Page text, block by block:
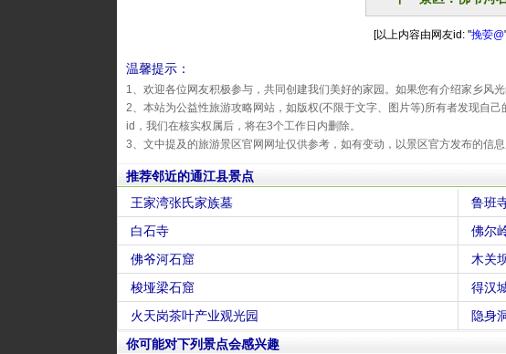
[以上内容由网友id: "挽荌@
温馨提示：
1、欢迎各位网友积极参与，共同创建我们美好的家园。如果您有介绍家乡风
2、本站为公益性旅游攻略网站，如版权(不限于文字、图片等)所有者发现自
id，我们在核实权属后，将在3个工作日内删除。
3、文中提及的旅游景区官网网址仅供参考，如有变动，以景区官方发布的信
推荐邻近的通江县景点
王家湾张氏家族墓
鲁班
白石寺
佛尔
佛爷河石窟
木关
梭垭梁石窟
得汉
火天岗茶叶产业观光园
隐身
你可能对下列景点会感兴趣